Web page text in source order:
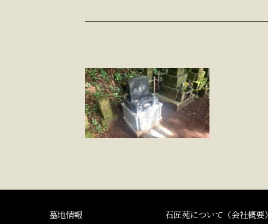
墓地情報
石匠苑について（会社概要）